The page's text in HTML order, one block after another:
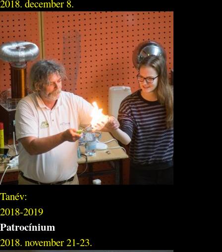
2018. december 8.
Tanév:
2018-2019
Patrocínium
2018. november 21-23.